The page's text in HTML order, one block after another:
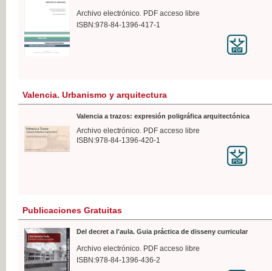
Archivo electrónico. PDF acceso libre
ISBN:978-84-1396-417-1
Valencia. Urbanismo y arquitectura
Valencia a trazos: expresión poligráfica arquitectónica
Archivo electrónico. PDF acceso libre
ISBN:978-84-1396-420-1
Publicaciones Gratuitas
Del decret a l'aula. Guia práctica de disseny curricular
Archivo electrónico. PDF acceso libre
ISBN:978-84-1396-436-2